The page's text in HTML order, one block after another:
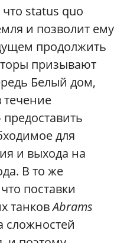
status quo
и позволит ему
продолжить
призывают
Белый дом,
для
и выхода на
В то же
поставки
танковAbrams
сложностей